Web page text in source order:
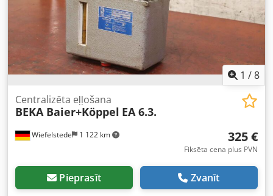
1 /8
Wiefelstede 1 122 km
Centralizēta eļļošana
BEKA Baier+Köppel EA 6.3.
325 €
Fiksēta cena plus PVN
Pieprasīt Zvanīt